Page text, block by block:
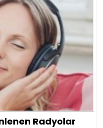
Radyolar